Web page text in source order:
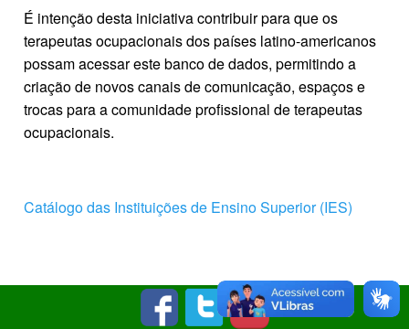
É intenção desta iniciativa contribuir para que os
terapeutas ocupacionais dos países latino-americanos
possam acessar este banco de dados, permitindo a
criação de novos canais de comunicação, espaços e
trocas para a comunidade profissional de terapeutas
ocupacionais.
Catálogo das Instituições de Ensino Superior (IES)